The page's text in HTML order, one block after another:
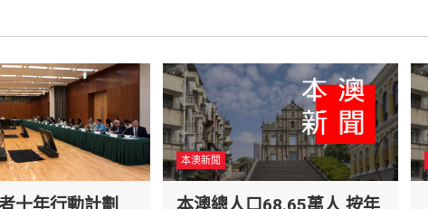
本澳新聞